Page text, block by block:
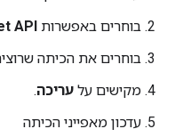
בוחרים באפשרות API
בוחרים את הכיתה
מקישים על עריכה.
עדכון מאפייני הכיתה